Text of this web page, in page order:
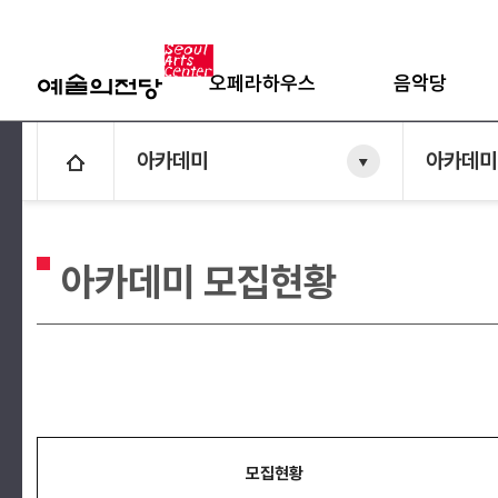
오페라하우스 음악당
아카데미 아카데
아카데미 모집현황
모집현황